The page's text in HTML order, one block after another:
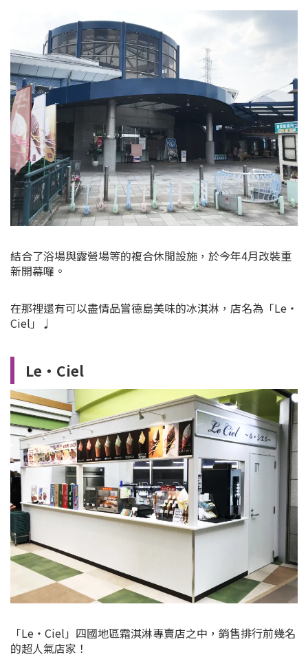
結合了浴場與露營場等的複合休閒設施，於今年4月改裝重
新開幕囉。
在那裡還有可以盡情品嘗德島美味的冰淇淋，店名為「Le・
Ciel」♩
Le・Ciel
「Le・Ciel」四國地區霜淇淋專賣店之中，銷售排行前幾名
的超人氣店家！